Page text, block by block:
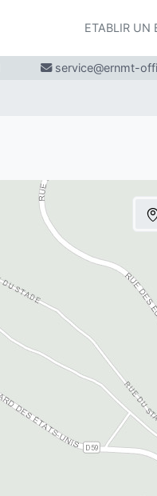
ETABLIR UN
service@ernmt-